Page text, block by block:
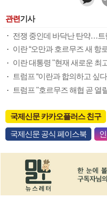
관련기사
이란 “오만과 호르무즈 새 항
이란 대통령 "현재 새로운 최
트럼프 “이란과 합의하고 싶
국제신문 카카오플러스 친구
국제신문 공식 페이스북